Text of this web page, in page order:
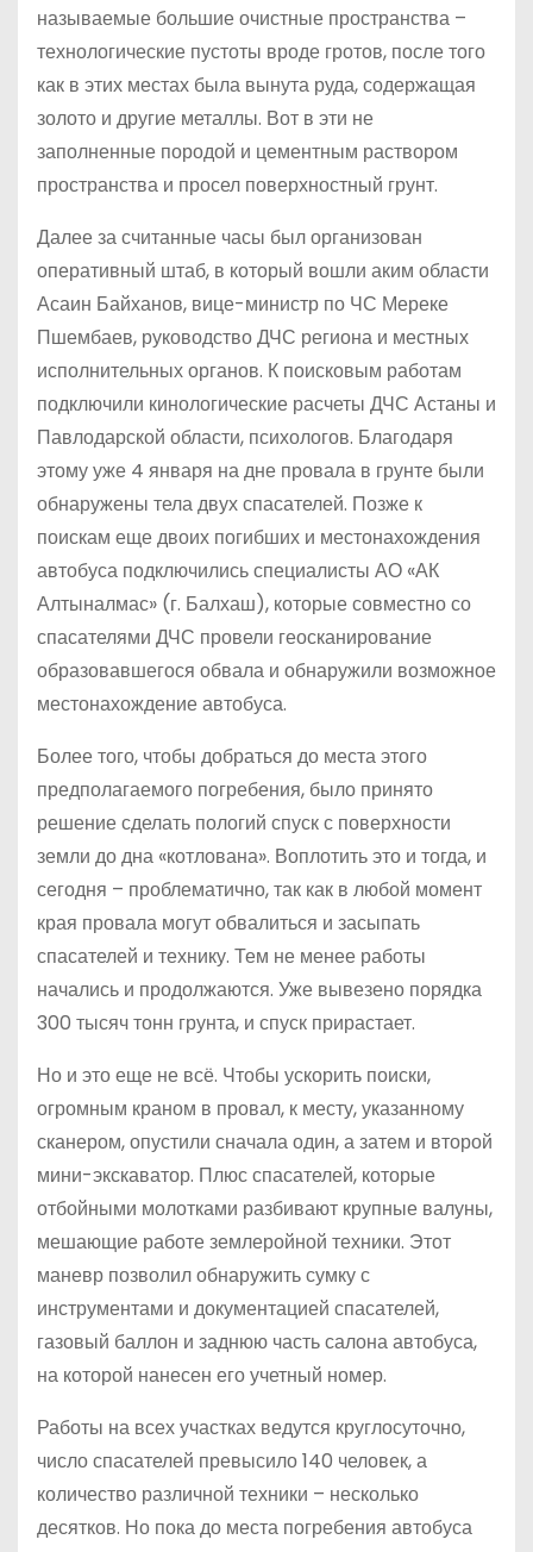
называемые большие очистные пространства –
технологические пустоты вроде гротов, после того
как в этих местах была вынута руда, содержащая
золото и другие металлы. Вот в эти не
заполненные породой и цементным раствором
пространства и просел поверхностный грунт.
Далее за считанные часы был организован
оперативный штаб, в который вошли аким области
Асаин Байханов, вице-министр по ЧС Мереке
Пшембаев, руководство ДЧС региона и местных
исполнительных органов. К поисковым работам
подключили кинологические расчеты ДЧС Астаны и
Павлодарской области, психологов. Благодаря
этому уже 4 января на дне провала в грунте были
обнаружены тела двух спасателей. Позже к
поискам еще двоих погибших и местонахождения
автобуса подключились специалисты АО «АК
Алтыналмас» (г. Балхаш), которые совместно со
спасателями ДЧС провели геосканирование
образовавшегося обвала и обнаружили возможное
местонахождение автобуса.
Более того, чтобы добраться до места этого
предполагаемого погребения, было принято
решение сделать пологий спуск с поверхности
земли до дна «котлована». Воплотить это и тогда, и
сегодня – проблематично, так как в любой момент
края провала могут обвалиться и засыпать
спасателей и технику. Тем не менее работы
начались и продолжаются. Уже вывезено порядка
300 тысяч тонн грунта, и спуск прирастает.
Но и это еще не всё. Чтобы ускорить поиски,
огромным краном в провал, к месту, указанному
сканером, опустили сначала один, а затем и второй
мини-экскаватор. Плюс спасателей, которые
отбойными молотками разбивают крупные валуны,
мешающие работе землеройной техники. Этот
маневр позволил обнаружить сумку с
инструментами и документацией спасателей,
газовый баллон и заднюю часть салона автобуса,
на которой нанесен его учетный номер.
Работы на всех участках ведутся круглосуточно,
число спасателей превысило 140 человек, а
количество различной техники – несколько
десятков. Но пока до места погребения автобуса